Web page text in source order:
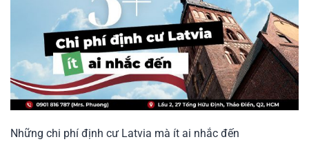
Những chi phí định cư Latvia mà ít ai nhắc đến